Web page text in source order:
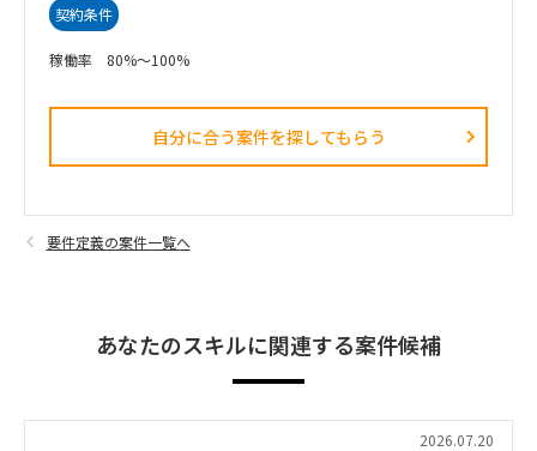
契約条件
稼働率 80%～100%
自分に合う案件を探してもらう​
要件定義の案件一覧へ
あなたのスキルに関連する案件候補
2026.07.20